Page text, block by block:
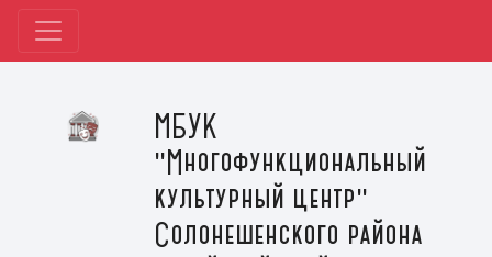
МБУК
"Многофункциональный
культурный центр"
Солонешенского района